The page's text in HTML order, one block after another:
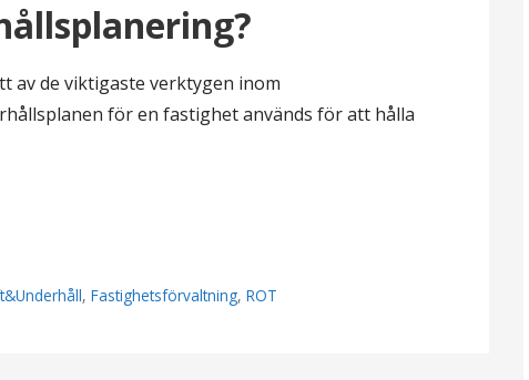
av de viktigaste verktygen inom
för en fastighet används för att hålla
,Fastighetsförvaltning,ROT